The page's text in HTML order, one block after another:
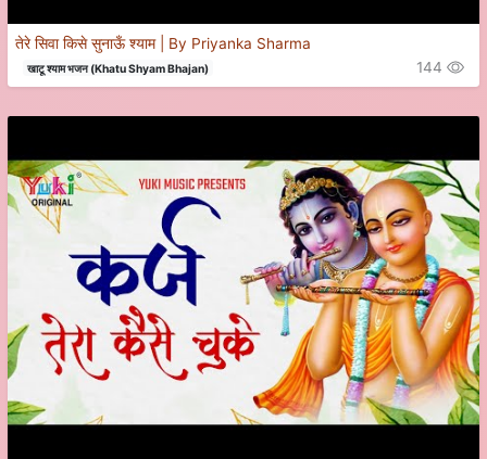
तेरे सिवा किसे सुनाऊँ श्याम | By Priyanka Sharma
खाटू श्याम भजन (Khatu Shyam Bhajan) 144